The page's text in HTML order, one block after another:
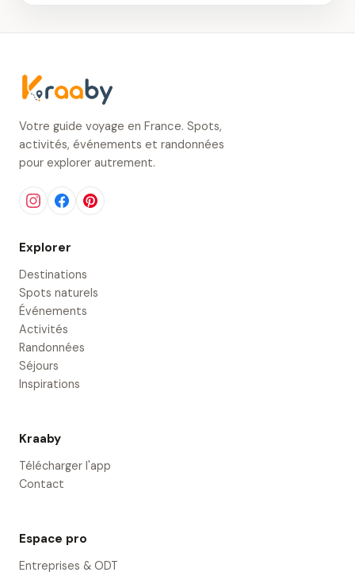
Votre guide voyage en France. Spots,
activités, événements et randonnées
pour explorer autrement.
Explorer
Destinations
Spots naturels
Événements
Activités
Randonnées
Séjours
Inspirations
Kraaby
Télécharger l'app
Contact
Espace pro
Entreprises & ODT